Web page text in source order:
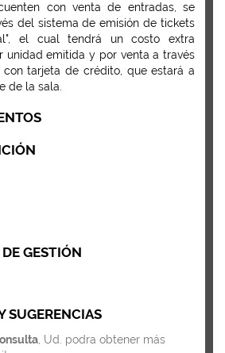
con venta de entradas, se
del sistema de emisión de tickets
el cual tendrá un costo extra
unidad emitida y por venta a través
tarjeta de crédito, que estará a
de la sala.
GESTIÓN
SUGERENCIAS
, Ud. podra obtener más